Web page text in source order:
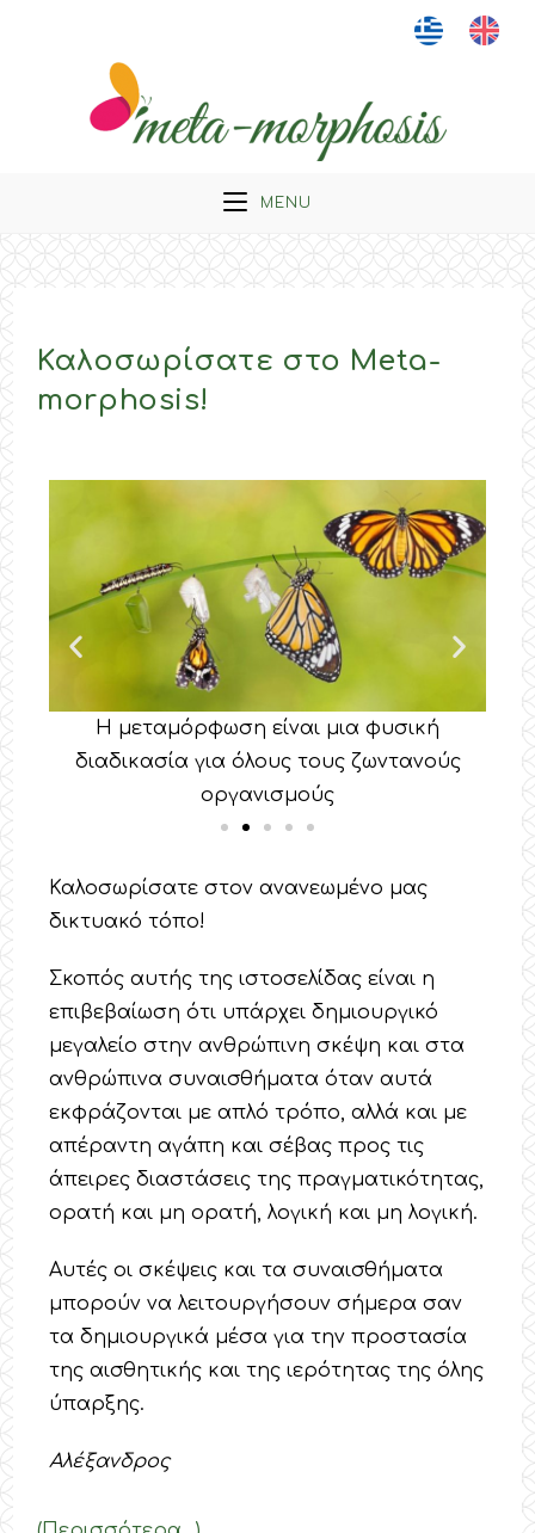
MENU
Καλοσωρίσατε στο Meta-
morphosis!
Η μεταμόρφωση είναι μια φυσική
διαδικασία για όλους τους ζωντανούς
οργανισμούς
Καλοσωρίσατε στον ανανεωμένο μας
δικτυακό τόπο!
Σκοπός αυτής της ιστοσελίδας είναι η
επιβεβαίωση ότι υπάρχει δημιουργικό
μεγαλείο στην ανθρώπινη σκέψη και στα
ανθρώπινα συναισθήματα όταν αυτά
εκφράζονται με απλό τρόπο, αλλά και με
απέραντη αγάπη και σέβας προς τις
άπειρες διαστάσεις της πραγματικότητας,
ορατή και μη ορατή, λογική και μη λογική.
Αυτές οι σκέψεις και τα συναισθήματα
μπορούν να λειτουργήσουν σήμερα σαν
τα δημιουργικά μέσα για την προστασία
της αισθητικής και της ιερότητας της όλης
ύπαρξης.
Αλέξανδρος